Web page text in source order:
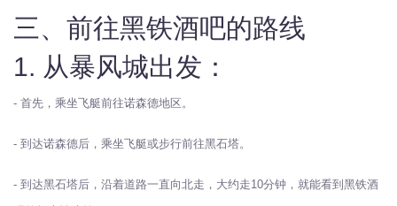
三、前往黑铁酒吧的路线
1. 从暴风城出发：
- 首先，乘坐飞艇前往诺森德地区。
- 到达诺森德后，乘坐飞艇或步行前往黑石塔。
- 到达黑石塔后，沿着道路一直向北走，大约走10分钟，就能看到黑铁酒